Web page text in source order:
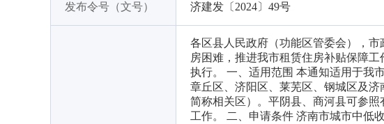
发布令号（文号） 济建发〔2024〕49号
各区县人民政府（功能区管委会），
房困难，推进我市租赁住房补贴保障
执行。 一、适用范围 本通知适用于我
章丘区、济阳区、莱芜区、钢城区及
简称相关区）。平阴县、商河县可参
工作。 二、申请条件 济南市城市中低